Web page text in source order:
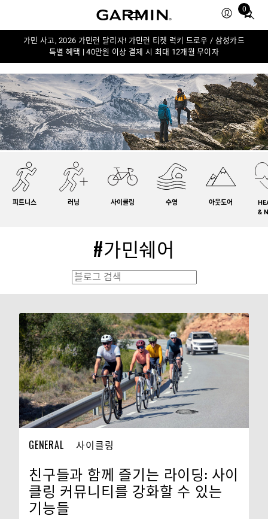
0
Total
in
가민 사고, 2026 가민런 달리자! 가민런 티켓 럭키 드로우 / 삼성카드
특별 혜택 | 40만원 이상 결제 시 최대 12개월 무이자
피트니스 러닝 사이클링 수영 아웃도어
&
#가민쉐어
GENERAL 사이클링
친구들과 함께 즐기는 라이딩: 사이
클링 커뮤니티를 강화할 수 있는
기능들